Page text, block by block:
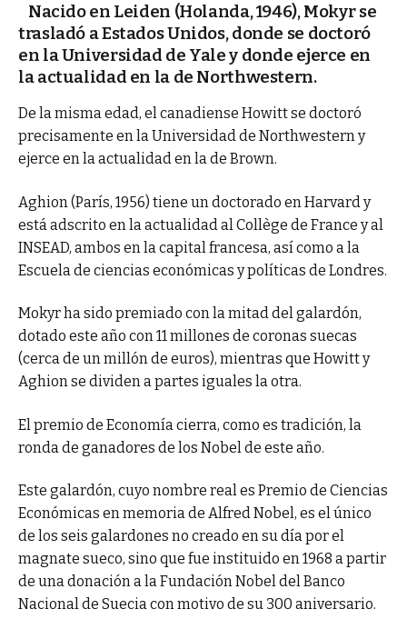
Nacido en Leiden (Holanda, 1946), Mokyr se
trasladó a Estados Unidos, donde se doctoró
en la Universidad de Yale y donde ejerce en
la actualidad en la de Northwestern.
De la misma edad, el canadiense Howitt se doctoró
precisamente en la Universidad de Northwestern y
ejerce en la actualidad en la de Brown.
Aghion (París, 1956) tiene un doctorado en Harvard y
está adscrito en la actualidad al Collège de France y al
INSEAD, ambos en la capital francesa, así como a la
Escuela de ciencias económicas y políticas de Londres.
Mokyr ha sido premiado con la mitad del galardón,
dotado este año con 11 millones de coronas suecas
(cerca de un millón de euros), mientras que Howitt y
Aghion se dividen a partes iguales la otra.
El premio de Economía cierra, como es tradición, la
ronda de ganadores de los Nobel de este año.
Este galardón, cuyo nombre real es Premio de Ciencias
Económicas en memoria de Alfred Nobel, es el único
de los seis galardones no creado en su día por el
magnate sueco, sino que fue instituido en 1968 a partir
de una donación a la Fundación Nobel del Banco
Nacional de Suecia con motivo de su 300 aniversario.